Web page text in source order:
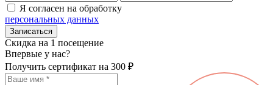
Я согласен на обработку
персональных данных
Записаться
Скидка на 1 посещение
Впервые у нас?
Получить сертификат на 300 ₽